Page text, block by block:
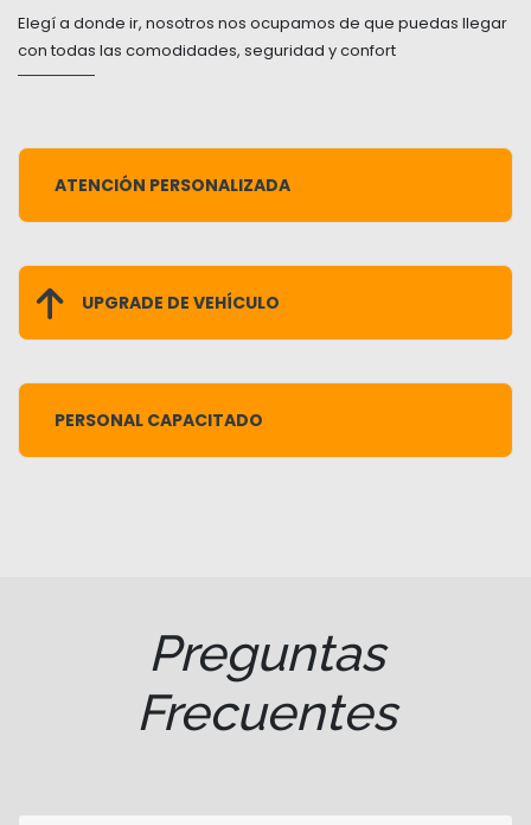
Elegí a donde ir, nosotros nos ocupamos de que puedas llegar
con todas las comodidades, seguridad y confort
ATENCIÓN PERSONALIZADA
UPGRADE DE VEHÍCULO
PERSONAL CAPACITADO
Preguntas
Frecuentes